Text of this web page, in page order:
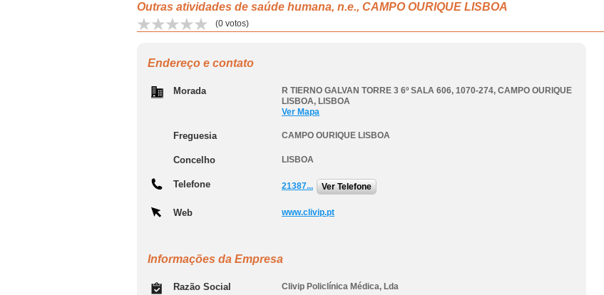
Outras atividades de saúde humana, n.e., CAMPO OURIQUE LISBOA
(0 votos)
Endereço e contato
Morada R TIERNO GALVAN TORRE 3 6º SALA 606, 1070-274, CAMPO OURIQUE
LISBOA, LISBOA
Ver Mapa
Freguesia CAMPO OURIQUE LISBOA
Concelho LISBOA
Telefone 21387... Ver Telefone
Web www.clivip.pt
Informações da Empresa
Razão Social Clivip Policlínica Médica, Lda